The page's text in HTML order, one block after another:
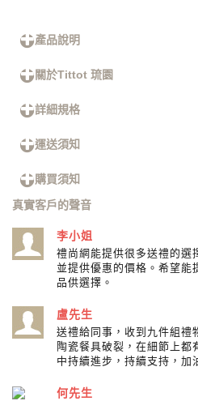
產品說明
關於Tittot 琉園
詳細規格
運送須知
購買須知
真實客戶的聲音
李小姐
禮尚網能提供很多送禮的選
並提供優惠的價格。希望能
品供選擇。
盧先生
送禮給同事，收到九件組禮
陶瓷餐具破裂，在細節上都
中持續進步，持續支持，加
何先生